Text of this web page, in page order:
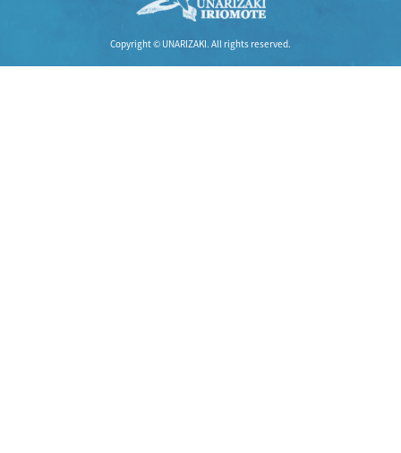
Copyright © UNARIZAKI. All rights reserved.